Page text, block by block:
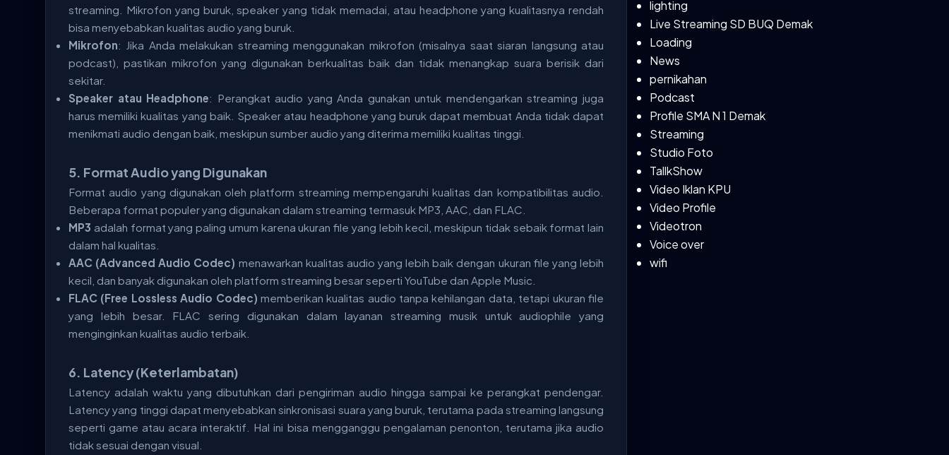
streaming. Mikrofon yang buruk, speaker yang tidak memadai, atau headphone yang kualitasnya rendah
bisa menyebabkan kualitas audio yang buruk.
Mikrofon: Jika Anda melakukan streaming menggunakan mikrofon (misalnya saat siaran langsung atau
podcast), pastikan mikrofon yang digunakan berkualitas baik dan tidak menangkap suara berisik dari
sekitar.
Speaker atau Headphone: Perangkat audio yang Anda gunakan untuk mendengarkan streaming juga
harus memiliki kualitas yang baik. Speaker atau headphone yang buruk dapat membuat Anda tidak dapat
menikmati audio dengan baik, meskipun sumber audio yang diterima memiliki kualitas tinggi.
5. Format Audio yang Digunakan
Format audio yang digunakan oleh platform streaming mempengaruhi kualitas dan kompatibilitas audio.
Beberapa format populer yang digunakan dalam streaming termasuk MP3, AAC, dan FLAC.
MP3 adalah format yang paling umum karena ukuran file yang lebih kecil, meskipun tidak sebaik format lain
dalam hal kualitas.
AAC (Advanced Audio Codec) menawarkan kualitas audio yang lebih baik dengan ukuran file yang lebih
kecil, dan banyak digunakan oleh platform streaming besar seperti YouTube dan Apple Music.
FLAC (Free Lossless Audio Codec) memberikan kualitas audio tanpa kehilangan data, tetapi ukuran file
yang lebih besar. FLAC sering digunakan dalam layanan streaming musik untuk audiophile yang
menginginkan kualitas audio terbaik.
6. Latency (Keterlambatan)
Latency adalah waktu yang dibutuhkan dari pengiriman audio hingga sampai ke perangkat pendengar.
Latency yang tinggi dapat menyebabkan sinkronisasi suara yang buruk, terutama pada streaming langsung
seperti game atau acara interaktif. Hal ini bisa mengganggu pengalaman penonton, terutama jika audio
tidak sesuai dengan visual.
lighting
Live Streaming SD BUQ Demak
Loading
News
pernikahan
Podcast
Profile SMA N 1 Demak
Streaming
Studio Foto
TallkShow
Video Iklan KPU
Video Profile
Videotron
Voice over
wifi